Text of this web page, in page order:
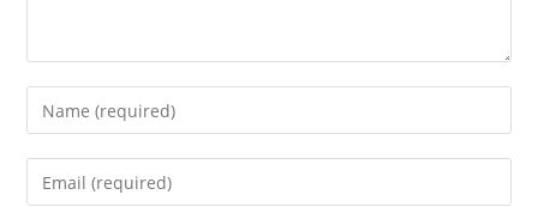
Enter
your
name
Enter
your